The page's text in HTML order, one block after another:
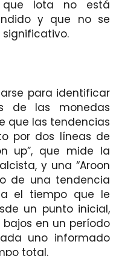
Iota no está
y que no se
para identificar
de las monedas
que las tendencias
por dos líneas de
up”, que mide la
y una “Aroon
de una tendencia
el tiempo que le
un punto inicial,
en un período
uno informado
total.